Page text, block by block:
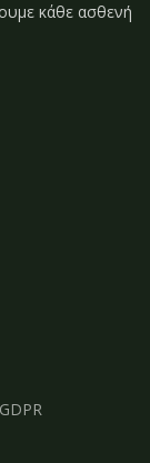
κάθε ασθενή